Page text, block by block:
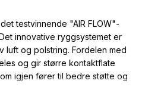
testvinnende "AIR FLOW"-
innovative ryggsystemet er
luft og polstring. Fordelen med
og gir større kontaktflate
igjen fører til bedre støtte og